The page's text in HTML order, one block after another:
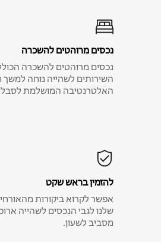
נכסים מרוהטים להשכרה
נכסים מרוהטים להשכרה
השירותים לשהייה נוחה למשך
האלטרנטיבה המושלמת
להזמין בראש שקט
אפשר לקרוא ביקורות
שלנו לגבי הנכסים לשהייה
מסביב לשעון.